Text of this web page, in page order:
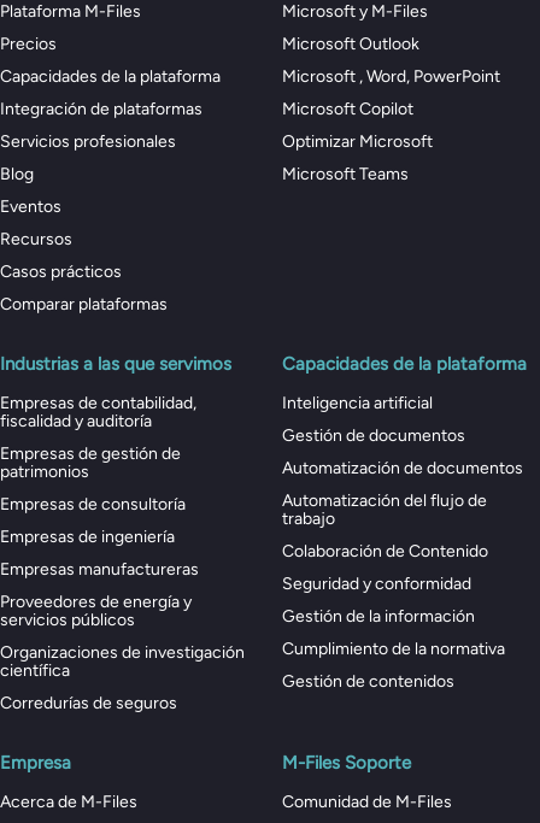
Plataforma M-Files
Precios
Capacidades de la plataforma
Integración de plataformas
Servicios profesionales
Blog
Eventos
Recursos
Casos prácticos
Comparar plataformas
Microsoft y M-Files
Microsoft Outlook
Microsoft , Word, PowerPoint
Microsoft Copilot
Optimizar Microsoft
Microsoft Teams
Industrias a las que servimos
Empresas de contabilidad,
fiscalidad y auditoría
Empresas de gestión de
patrimonios
Empresas de consultoría
Empresas de ingeniería
Empresas manufactureras
Proveedores de energía y
servicios públicos
Organizaciones de investigación
científica
Corredurías de seguros
Capacidades de la plataforma
Inteligencia artificial
Gestión de documentos
Automatización de documentos
Automatización del flujo de
trabajo
Colaboración de Contenido
Seguridad y conformidad
Gestión de la información
Cumplimiento de la normativa
Gestión de contenidos
Empresa
Acerca de M-Files
M-Files Soporte
Comunidad de M-Files